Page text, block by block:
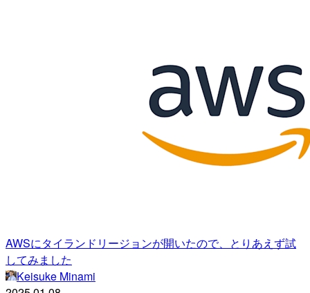
AWSにタイランドリージョンが開いたので、とりあえず試
してみました
Keisuke Minami